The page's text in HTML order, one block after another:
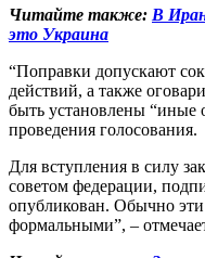
Читайте также: В
это Украина
“Поправки допускают
действий, а также
быть установлены “иные
проведения голосования.
Для вступления в силу
советом федерации,
опубликован. Обычно
формальными”, –